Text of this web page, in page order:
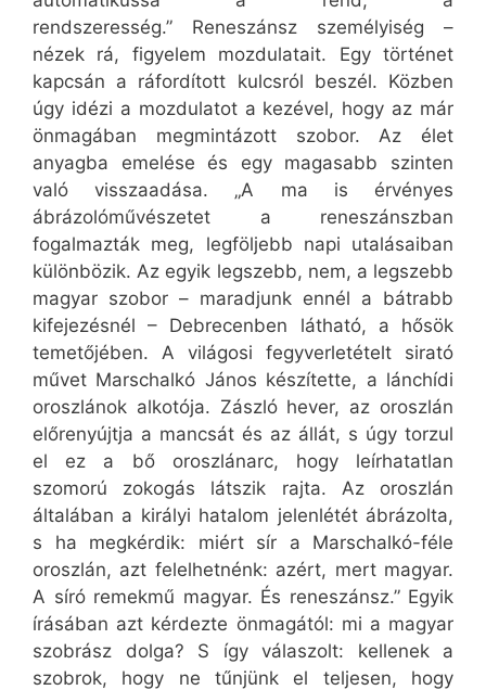
rendszeresség.” Reneszánsz személyiség –
nézek rá, figyelem mozdulatait. Egy történet
kapcsán a ráfordított kulcsról beszél. Közben
úgy idézi a mozdulatot a kezével, hogy az már
önmagában megmintázott szobor. Az élet
anyagba emelése és egy magasabb szinten
való visszaadása. „A ma is érvényes
ábrázolóművészetet a reneszánszban
fogalmazták meg, legföljebb napi utalásaiban
különbözik. Az egyik legszebb, nem, a legszebb
magyar szobor – maradjunk ennél a bátrabb
kifejezésnél – Debrecenben látható, a hősök
temetőjében. A világosi fegyverletételt sirató
művet Marschalkó János készítette, a lánchídi
oroszlánok alkotója. Zászló hever, az oroszlán
előrenyújtja a mancsát és az állát, s úgy torzul
el ez a bő oroszlánarc, hogy leírhatatlan
szomorú zokogás látszik rajta. Az oroszlán
általában a királyi hatalom jelenlétét ábrázolta,
s ha megkérdik: miért sír a Marschalkó-féle
oroszlán, azt felelhetnénk: azért, mert magyar.
A síró remekmű magyar. És reneszánsz.” Egyik
írásában azt kérdezte önmagától: mi a magyar
szobrász dolga? S így válaszolt: kellenek a
szobrok, hogy ne tűnjünk el teljesen, hogy